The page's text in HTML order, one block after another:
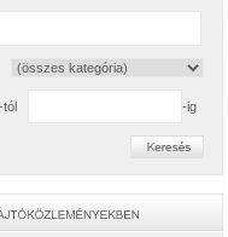
-tól -ig